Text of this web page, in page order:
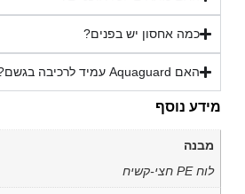
כמה אחסון יש בפנים?
האם Aquaguard עמיד לרכיבה בגשם?
מידע נוסף
מבנה
לוח PE חצי-קשיח